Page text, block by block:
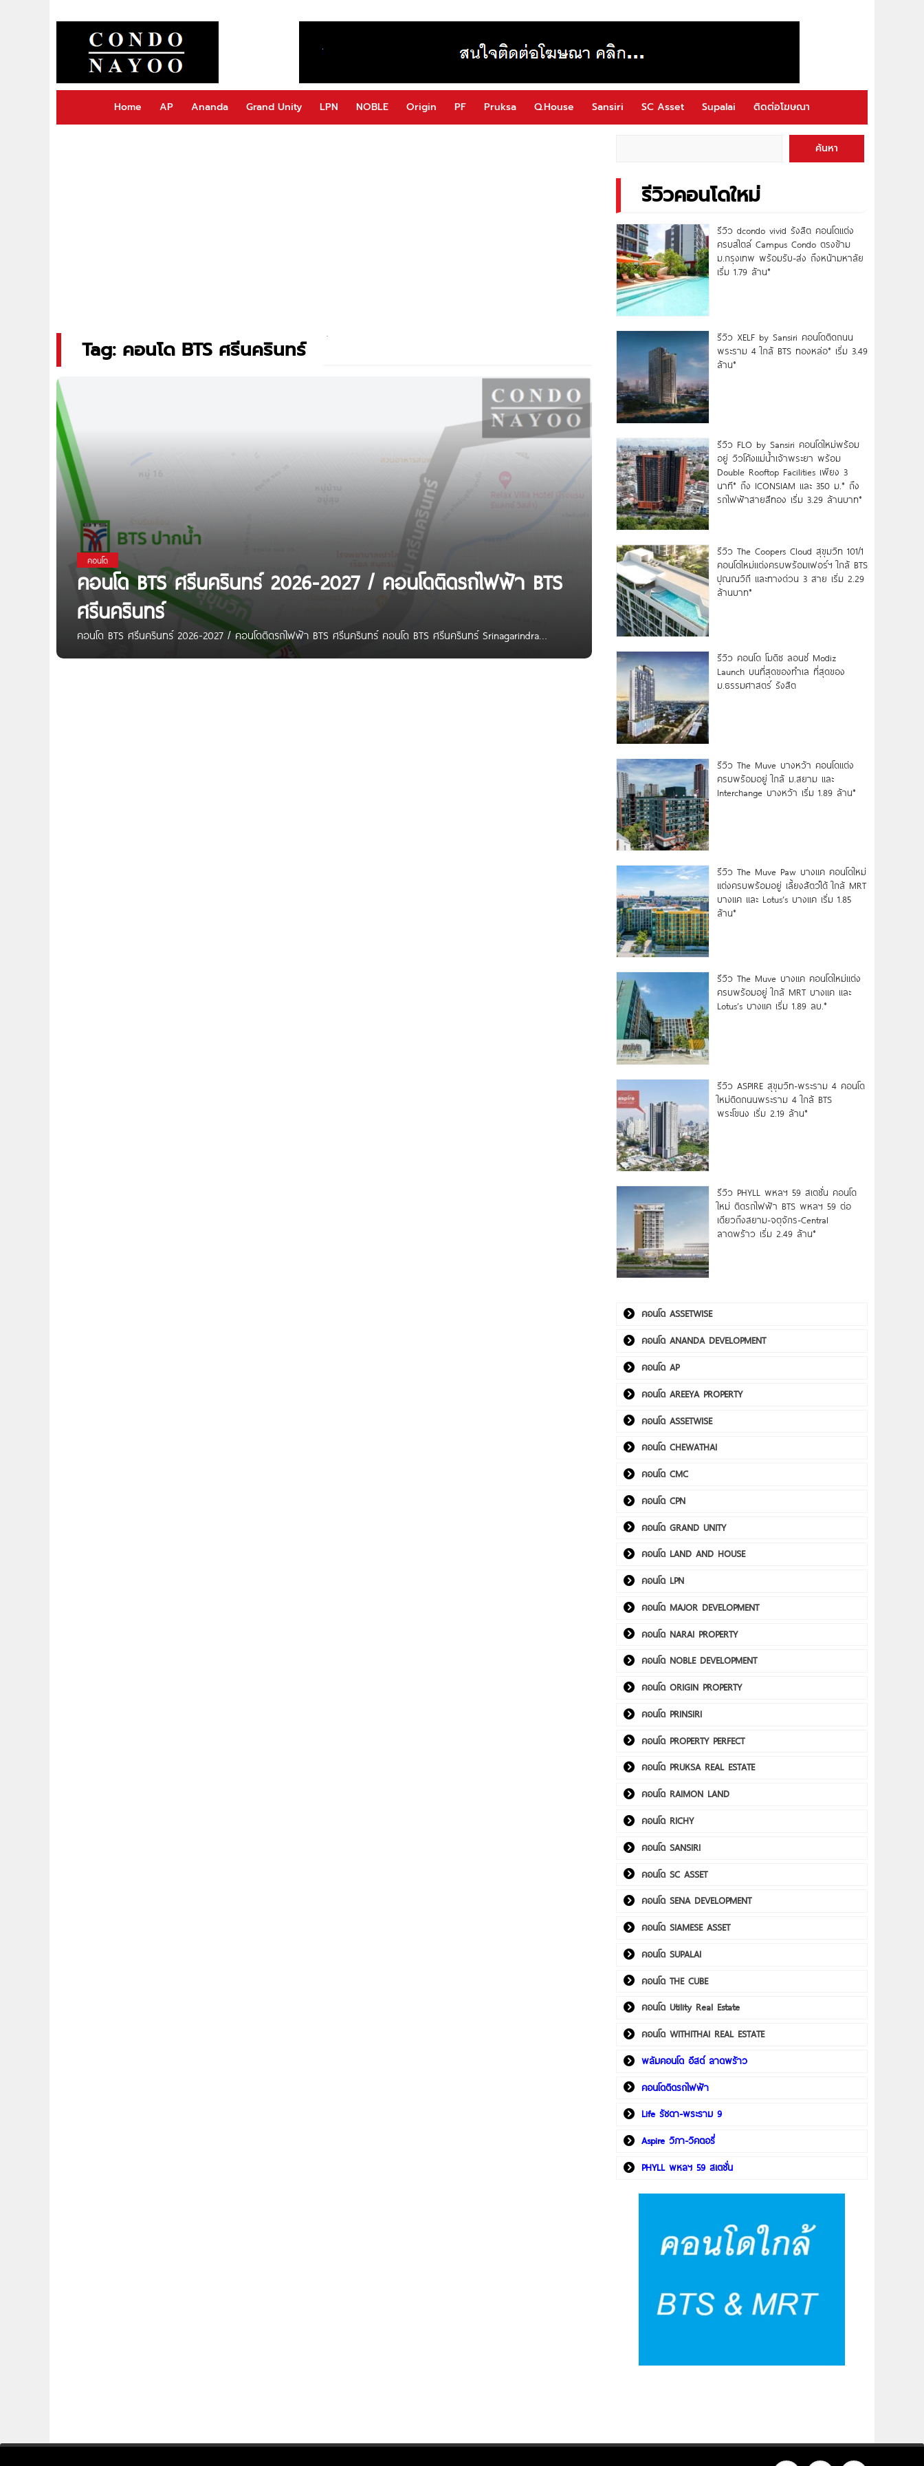
Home AP Ananda Grand Unity LPN NOBLE Origin PF Pruksa Q.House Sansiri SC Asset Supalai ติดต่อโฆษณา
Tag: คอนโด BTS ศรีนครินทร์
คอนโด
คอนโด BTS ศรีนครินทร์ 2026-2027 / คอนโดติดรถไฟฟ้า BTS
ศรีนครินทร์
คอนโด BTS ศรีนครินทร์ 2026-2027 / คอนโดติดรถไฟฟ้า BTS ศรีนครินทร์ คอนโด BTS ศรีนครินทร์ Srinagarindra
Station (E20) | สายสุขุมวิท Sukhumvit Line ยังไม่มีคอนโดโดยรอบสถานี ต้องดูสถานีใกล้เคียงอื่น ๆ คอนโด BTS บางนา
ค้นหา
รีวิวคอนโดใหม่
รีวิว dcondo vivid รังสิต คอนโดแต่ง
ครบสไตล์ Campus Condo ตรงข้าม
ม.กรุงเทพ พร้อมรับ-ส่ง ถึงหน้ามหาลัย
เริ่ม 1.79 ล้าน*
รีวิว XELF by Sansiri คอนโดติดถนน
พระราม 4 ใกล้ BTS ทองหล่อ* เริ่ม 3.49
ล้าน*
รีวิว FLO by Sansiri คอนโดใหม่พร้อม
อยู่ วิวโค้งแม่น้ำเจ้าพระยา พร้อม
Double Rooftop Facilities เพียง 3
นาที* ถึง ICONSIAM และ 350 ม.* ถึง
รถไฟฟ้าสายสีทอง เริ่ม 3.29 ล้านบาท*
รีวิว The Coopers Cloud สุขุมวิท 101/1
คอนโดใหม่แต่งครบพร้อมเฟอร์ฯ ใกล้ BTS
ปุณณวิถี และทางด่วน 3 สาย เริ่ม 2.29
ล้านบาท*
รีวิว คอนโด โมดิซ ลอนซ์ Modiz
Launch บนที่สุดของทำเล ที่สุดของ
ม.ธรรมศาสตร์ รังสิต
รีวิว The Muve บางหว้า คอนโดแต่ง
ครบพร้อมอยู่ ใกล้ ม.สยาม และ
Interchange บางหว้า เริ่ม 1.89 ล้าน*
รีวิว The Muve Paw บางแค คอนโดใหม่
แต่งครบพร้อมอยู่ เลี้ยงสัตว์ได้ ใกล้ MRT
บางแค และ Lotus’s บางแค เริ่ม 1.85
ล้าน*
รีวิว The Muve บางแค คอนโดใหม่แต่ง
ครบพร้อมอยู่ ใกล้ MRT บางแค และ
Lotus’s บางแค เริ่ม 1.89 ลบ.*
รีวิว ASPIRE สุขุมวิท-พระราม 4 คอนโด
ใหม่ติดถนนพระราม 4 ใกล้ BTS
พระโขนง เริ่ม 2.19 ล้าน*
รีวิว PHYLL พหลฯ 59 สเตชั่น คอนโด
ใหม่ ติดรถไฟฟ้า BTS พหลฯ 59 ต่อ
เดียวถึงสยาม-จตุจักร-Central
ลาดพร้าว เริ่ม 2.49 ล้าน*
คอนโด ASSETWISE
คอนโด ANANDA DEVELOPMENT
คอนโด AP
คอนโด AREEYA PROPERTY
คอนโด ASSETWISE
คอนโด CHEWATHAI
คอนโด CMC
คอนโด CPN
คอนโด GRAND UNITY
คอนโด LAND AND HOUSE
คอนโด LPN
คอนโด MAJOR DEVELOPMENT
คอนโด NARAI PROPERTY
คอนโด NOBLE DEVELOPMENT
คอนโด ORIGIN PROPERTY
คอนโด PRINSIRI
คอนโด PROPERTY PERFECT
คอนโด PRUKSA REAL ESTATE
คอนโด RAIMON LAND
คอนโด RICHY
คอนโด SANSIRI
คอนโด SC ASSET
คอนโด SENA DEVELOPMENT
คอนโด SIAMESE ASSET
คอนโด SUPALAI
คอนโด THE CUBE
คอนโด Utility Real Estate
คอนโด WITHITHAI REAL ESTATE
พลัมคอนโด อีสต์ ลาดพร้าว
คอนโดติดรถไฟฟ้า
Life รัชดา-พระราม 9
Aspire วิภา-วิคตอรี่
PHYLL พหลฯ 59 สเตชั่น